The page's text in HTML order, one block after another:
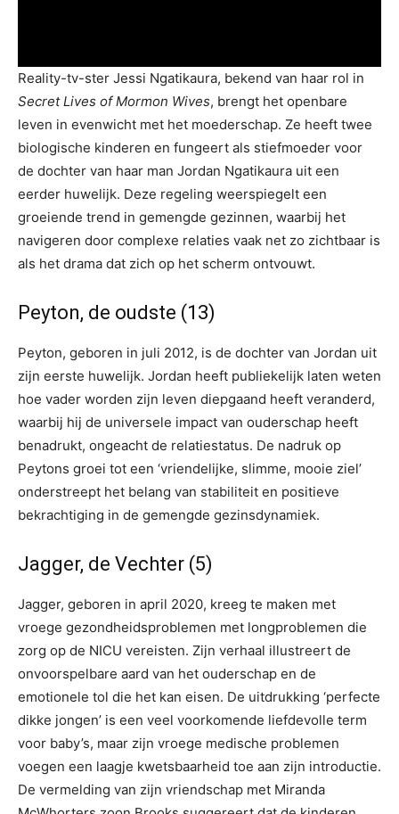
Reality-tv-ster Jessi Ngatikaura, bekend van haar rol in
Secret Lives of Mormon Wives, brengt het openbare
leven in evenwicht met het moederschap. Ze heeft twee
biologische kinderen en fungeert als stiefmoeder voor
de dochter van haar man Jordan Ngatikaura uit een
eerder huwelijk. Deze regeling weerspiegelt een
groeiende trend in gemengde gezinnen, waarbij het
navigeren door complexe relaties vaak net zo zichtbaar is
als het drama dat zich op het scherm ontvouwt.
Peyton, de oudste (13)
Peyton, geboren in juli 2012, is de dochter van Jordan uit
zijn eerste huwelijk. Jordan heeft publiekelijk laten weten
hoe vader worden zijn leven diepgaand heeft veranderd,
waarbij hij de universele impact van ouderschap heeft
benadrukt, ongeacht de relatiestatus. De nadruk op
Peytons groei tot een ‘vriendelijke, slimme, mooie ziel’
onderstreept het belang van stabiliteit en positieve
bekrachtiging in de gemengde gezinsdynamiek.
Jagger, de Vechter (5)
Jagger, geboren in april 2020, kreeg te maken met
vroege gezondheidsproblemen met longproblemen die
zorg op de NICU vereisten. Zijn verhaal illustreert de
onvoorspelbare aard van het ouderschap en de
emotionele tol die het kan eisen. De uitdrukking ‘perfecte
dikke jongen’ is een veel voorkomende liefdevolle term
voor baby’s, maar zijn vroege medische problemen
voegen een laagje kwetsbaarheid toe aan zijn introductie.
De vermelding van zijn vriendschap met Miranda